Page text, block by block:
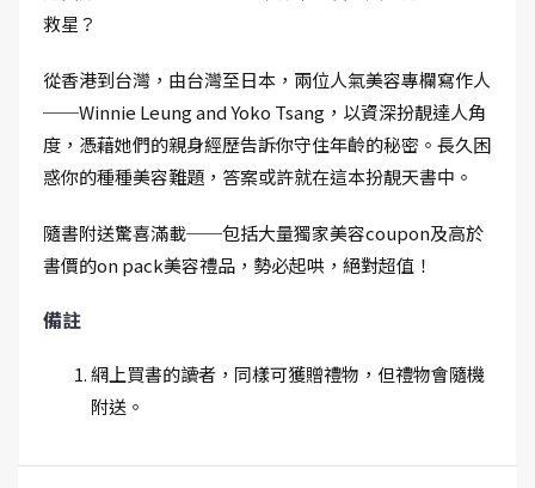
救星？
從香港到台灣，由台灣至日本，兩位人氣美容專欄寫作人
──Winnie Leung and Yoko Tsang，以資深扮靚達人角
度，憑藉她們的親身經歷告訴你守住年齡的秘密。長久困
惑你的種種美容難題，答案或許就在這本扮靚天書中。
隨書附送驚喜滿載──包括大量獨家美容coupon及高於
書價的on pack美容禮品，勢必起哄，絕對超值！
備註
網上買書的讀者，同樣可獲贈禮物，但禮物會隨機
附送。